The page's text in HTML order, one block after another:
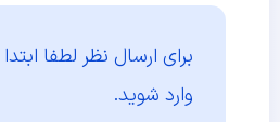
برای ارسال نظر لطفا ابتدا
وارد شوید.